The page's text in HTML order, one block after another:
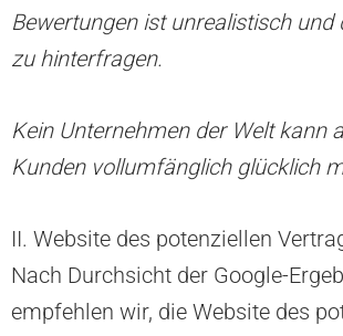
Bewertungen ist unrealistisch und
zu hinterfragen.
Kein Unternehmen der Welt kann
Kunden vollumfänglich glücklich
II. Website des potenziellen
Nach Durchsicht der Google-
empfehlen wir, die Website des